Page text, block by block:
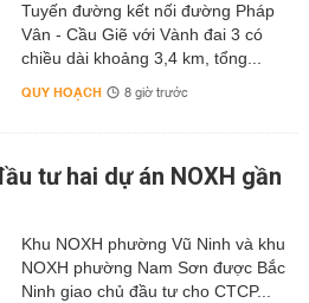
Tuyến đường kết nối đường Pháp
Vân - Cầu Giẽ với Vành đai 3 có
chiều dài khoảng 3,4 km, tổng...
QUY HOẠCH 8 giờ trước
tư hai dự án NOXH gần
Khu NOXH phường Vũ Ninh và khu
NOXH phường Nam Sơn được Bắc
Ninh giao chủ đầu tư cho CTCP...